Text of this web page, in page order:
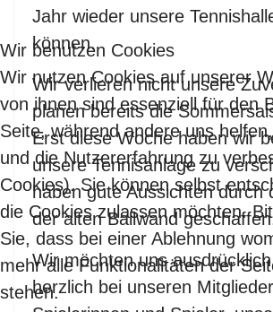
Jahr wieder unsere
können.
Wir verlieren nicht unsere
planen bereits die
Erst diese Woche haben wir
unsere Tennisanlage zu
haben gute Aussichten durch
der alten Ballwand
Wir möchten uns ausdrücklich
herzlich bei unseren
Wir benutzen Cookies
Wir nutzen Cookies auf unserer
von ihnen sind essenziell für den
Seite, während andere uns
und die Nutzererfahrung zu
Cookies). Sie können selbst
die Cookies zulassen möchten.
Sie, dass bei einer Ablehnung
mehr alle Funktionalitäten der
stehen.